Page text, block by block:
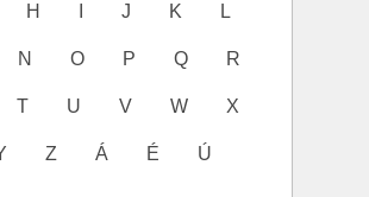
H J K L
N O P Q R
T U V W X
Z Á É Ú